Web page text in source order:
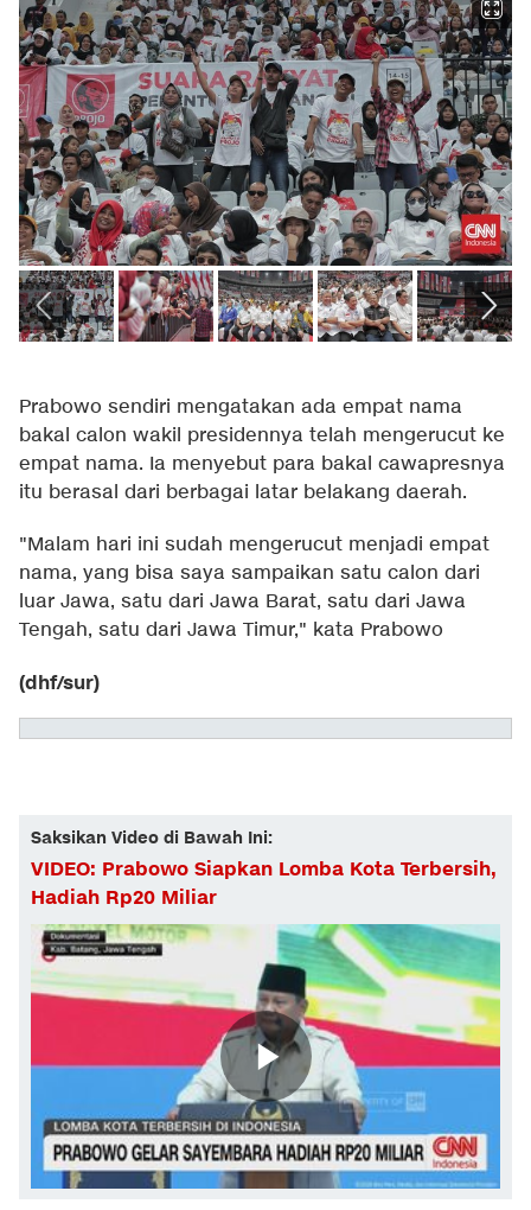
Prabowo sendiri mengatakan ada empat nama
bakal calon wakil presidennya telah mengerucut ke
empat nama. Ia menyebut para bakal cawapresnya
itu berasal dari berbagai latar belakang daerah.
"Malam hari ini sudah mengerucut menjadi empat
nama, yang bisa saya sampaikan satu calon dari
luar Jawa, satu dari Jawa Barat, satu dari Jawa
Tengah, satu dari Jawa Timur," kata Prabowo
(dhf/sur)
Saksikan Video di Bawah Ini:
VIDEO: Prabowo Siapkan Lomba Kota Terbersih,
Hadiah Rp20 Miliar